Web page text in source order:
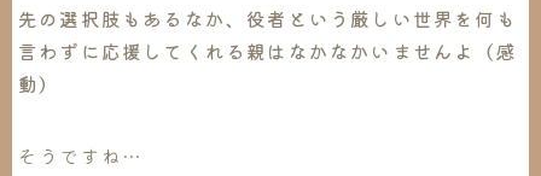
先の選択肢もあるなか、役者という厳しい世界を何も
言わずに応援してくれる親はなかなかいませんよ（感
動）
そうですね…